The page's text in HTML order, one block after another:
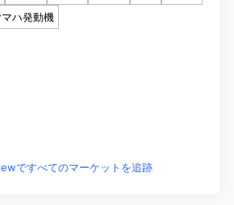
マハ発動機
ですべてのマーケットを追跡